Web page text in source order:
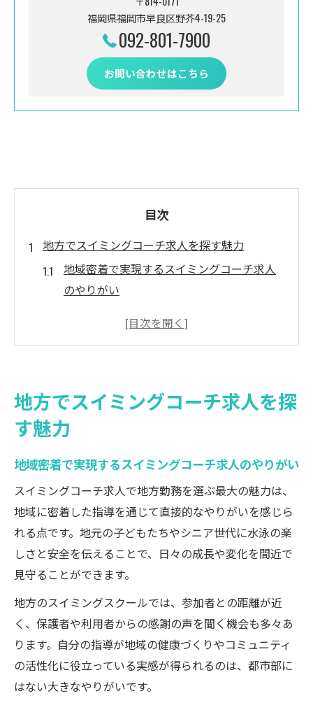
福岡県福岡市早良区野芥4-19-25
092-801-7900
お問い合わせはこちら
目次
地方でスイミングコーチ求人を探す魅力
地域密着で実現するスイミングコーチ求人
のやりがい
スイミングコーチ求人が地方にもたらす雇
生活環境と両立できるスイミングコーチ求
人の魅力
ニティの成長
未経験者にも広がる地方勤務の可能性
未経験者歓迎のスイミングコーチ求人で新
たな挑戦
地方勤務で始めるスイミングコーチ求人の
第一歩
研修制度が充実したスイミングコーチ求人
の実情
資格不問の地方スイミングコーチ求人の現
状
未経験からでも安心のサポート体制とは
地方でスイミングコーチ求人を探
す魅力
地域密着で実現するスイミングコーチ求人のやりがい
スイミングコーチ求人で地方勤務を選ぶ最大の魅力は、
地域に密着した指導を通じて直接的なやりがいを感じら
れる点です。地元の子どもたちやシニア世代に水泳の楽
しさと安全を伝えることで、日々の成長や変化を間近で
見守ることができます。
地方のスイミングスクールでは、参加者との距離が近
く、保護者や利用者からの感謝の声を聞く機会も多々あ
ります。自分の指導が地域の健康づくりやコミュニティ
の活性化に役立っている実感が得られるのは、都市部に
はない大きなやりがいです。